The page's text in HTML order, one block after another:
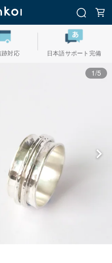
対応 日本語サポート完備
1/5